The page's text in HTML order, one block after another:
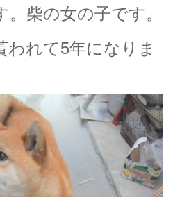
柴の女の子です。
われて5年になりま